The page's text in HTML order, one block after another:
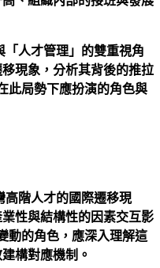
人才管理」的雙重視角
現象，分析其背後的推拉
此局勢下應扮演的角色與
階人才的國際遷移現
性與結構性的因素交互影
動的角色，應深入理解這
構對應機制。